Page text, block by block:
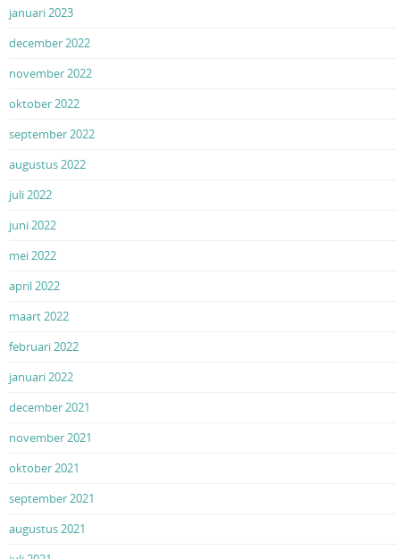
januari 2023
december 2022
november 2022
oktober 2022
september 2022
augustus 2022
juli 2022
juni 2022
mei 2022
april 2022
maart 2022
februari 2022
januari 2022
december 2021
november 2021
oktober 2021
september 2021
augustus 2021